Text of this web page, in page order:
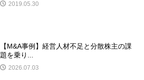
2019.05.30
【M&A事例】経営人材不足と分散株主の課
題を乗り...
2026.07.03